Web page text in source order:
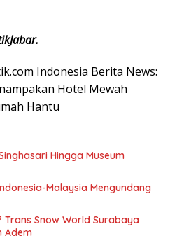
Indonesia Berita News:
Hotel Mewah
Hantu
Hingga Museum
Malaysia Mengundang
Trans Snow World Surabaya
Adem